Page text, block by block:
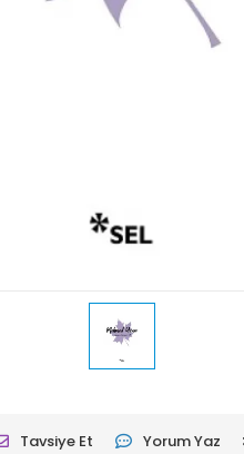
Tavsiye Et Yorum Yaz